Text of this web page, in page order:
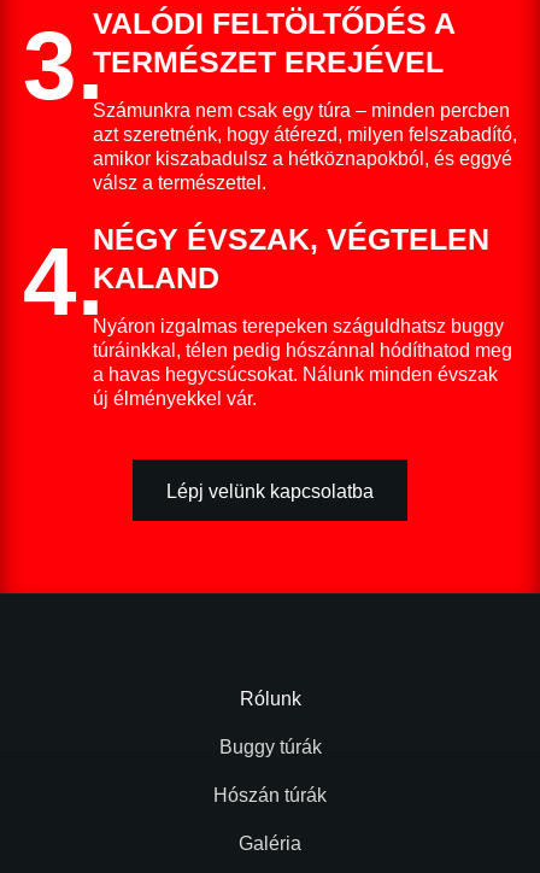
3.VALÓDI FELTÖLTŐDÉS A
TERMÉSZET EREJÉVEL
Számunkra nem csak egy túra – minden percben
azt szeretnénk, hogy átérezd, milyen felszabadító,
amikor kiszabadulsz a hétköznapokból, és eggyé
válsz a természettel.
4.NÉGY ÉVSZAK, VÉGTELEN
KALAND
Nyáron izgalmas terepeken száguldhatsz buggy
túráinkkal, télen pedig hószánnal hódíthatod meg
a havas hegycsúcsokat. Nálunk minden évszak
új élményekkel vár.
Lépj velünk kapcsolatba
Rólunk
Buggy túrák
Hószán túrák
Galéria